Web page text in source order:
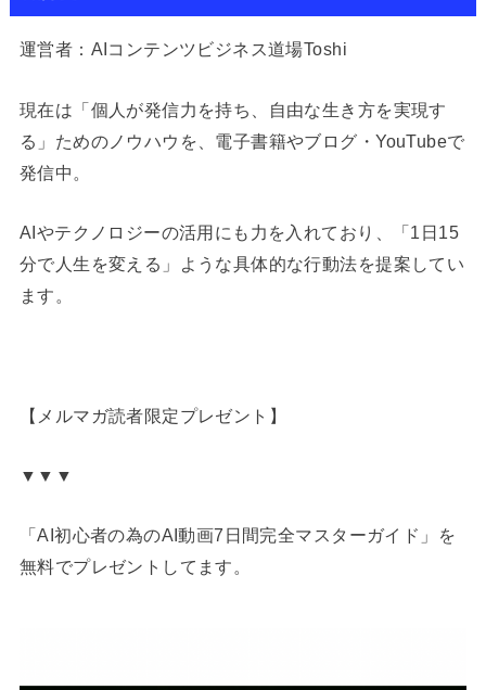
運営者：AIコンテンツビジネス道場Toshi
現在は「個人が発信力を持ち、自由な生き方を実現す
る」ためのノウハウを、電子書籍やブログ・YouTubeで
発信中。
AIやテクノロジーの活用にも力を入れており、「1日15
分で人生を変える」ような具体的な行動法を提案してい
ます。
【メルマガ読者限定プレゼント】
▼▼▼
「AI初心者の為のAI動画7日間完全マスターガイド」を
無料でプレゼントしてます。